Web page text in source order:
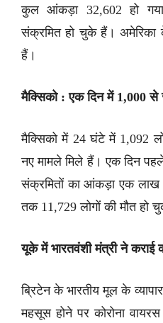
कुल आंकड़ा 32,602 हो
संक्रमित हो चुके हैं। अमेरिका
हैं।
मैक्सिको : एक दिन में 1,000 से
मैक्सिको में 24 घंटे में 1,092
नए मामले मिले हैं। एक दिन
संक्रमितों का आंकड़ा एक लाख
तक 11,729 लोगों की मौत हो
यूके में भारतवंशी मंत्री ने कराई
ब्रिटेन के भारतीय मूल के
महसूस होने पर कोरोना